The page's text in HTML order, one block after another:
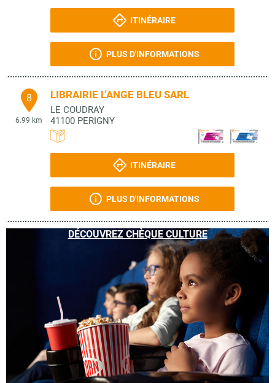
ITINÉRAIRE
PLUS D'INFORMATIONS
8
6.99 km
LIBRAIRIE L'ANGE BLEU SARL
LE COUDRAY
41100 PERIGNY
ITINÉRAIRE
PLUS D'INFORMATIONS
DÉCOUVREZ CHÈQUE CULTURE